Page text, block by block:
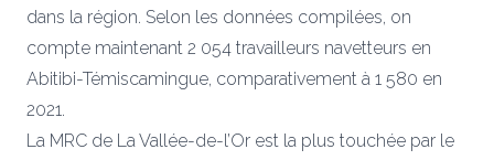
dans la région. Selon les données compilées, on
compte maintenant 2 054 travailleurs navetteurs en
Abitibi-Témiscamingue, comparativement à 1 580 en
2021.
La MRC de La Vallée-de-l’Or est la plus touchée par le